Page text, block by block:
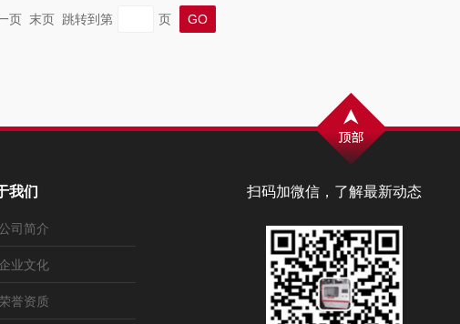
页 末页 跳转到第 页
扫码加微信，了解最新动态
我们
司简介
企业文化
誉资质